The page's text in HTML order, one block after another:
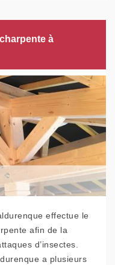
à
effectue le
afin de la
d’insectes.
a plusieurs